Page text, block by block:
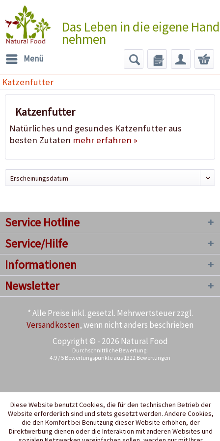
Das Leben in die eigene Hand
nehmen
Menü
Katzenfutter
Katzenfutter
Natürliches und gesundes Katzenfutter aus
besten Zutaten mehr erfahren »
Service Hotline
Service/Hilfe
Informationen
Newsletter
* Alle Preise inkl. gesetzl. Mehrwertsteuer zzgl.
Versandkosten, wenn nicht anders beschrieben
Copyright © - 2026 Natural Food
Durchschnittliche Bewertung:
4.9 / 5 Bewertungspunkte aus 1322 Bewertungen
Diese Website benutzt Cookies, die für den technischen Betrieb der
Website erforderlich sind und stets gesetzt werden. Andere Cookies,
die den Komfort bei Benutzung dieser Website erhöhen, der
Direktwerbung dienen oder die Interaktion mit anderen Websites und